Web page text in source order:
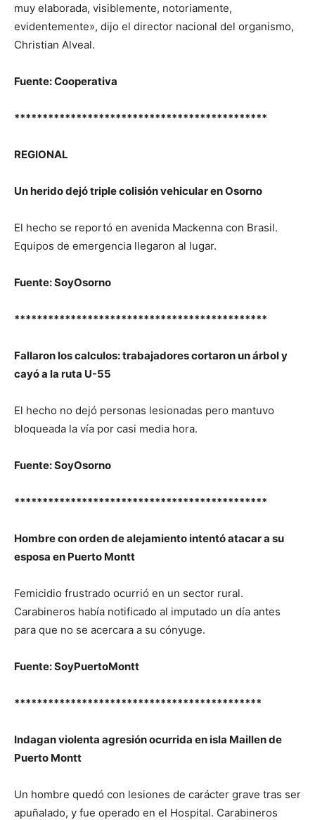
muy elaborada, visiblemente, notoriamente,
evidentemente», dijo el director nacional del organismo,
Christian Alveal.
Fuente: Cooperativa
*********************************************
REGIONAL
Un herido dejó triple colisión vehicular en Osorno
El hecho se reportó en avenida Mackenna con Brasil.
Equipos de emergencia llegaron al lugar.
Fuente: SoyOsorno
*********************************************
Fallaron los calculos: trabajadores cortaron un árbol y
cayó a la ruta U-55
El hecho no dejó personas lesionadas pero mantuvo
bloqueada la vía por casi media hora.
Fuente: SoyOsorno
*********************************************
Hombre con orden de alejamiento intentó atacar a su
esposa en Puerto Montt
Femicidio frustrado ocurrió en un sector rural.
Carabineros había notificado al imputado un día antes
para que no se acercara a su cónyuge.
Fuente: SoyPuertoMontt
********************************************
Indagan violenta agresión ocurrida en isla Maillen de
Puerto Montt
Un hombre quedó con lesiones de carácter grave tras ser
apuñalado, y fue operado en el Hospital. Carabineros